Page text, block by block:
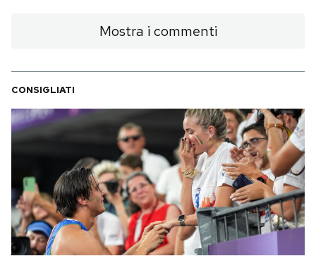
I MIEI PREFERITI
SHOP
CALENDARIO
AREA PERSONALE
Mostra i commenti
CONSIGLIATI